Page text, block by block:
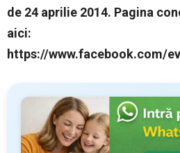
de 24 aprilie 2014. Pagina
aici:
https://www.facebook.com/